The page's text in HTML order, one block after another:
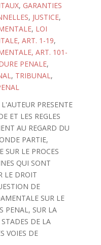
, GARANTIES
, JUSTICE,
, LOI
ART. 1-19,
ART. 101-
PENALE,
, TRIBUNAL,
PRESENTE
ET LES REGLES
AU REGARD DU
PARTIE,
SUR LE PROCES
QUI SONT
LE DROIT
DE
SUR LE
PENAL, SUR LA
DE LA
VOIES DE